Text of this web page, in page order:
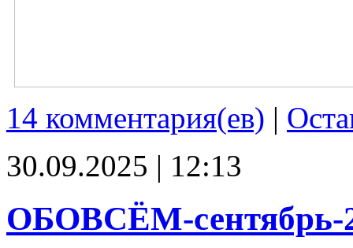
14 комментария(ев) |
30.09.2025 | 12:13
ОБОВСЁМ-сентябрь-